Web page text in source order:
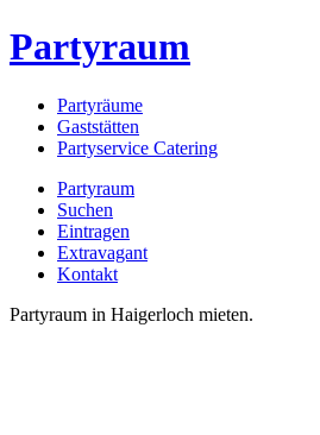
Partyraum
Partyräume
Gaststätten
Partyservice Catering
Partyraum
Suchen
Eintragen
Extravagant
Kontakt
Partyraum in Haigerloch mieten.